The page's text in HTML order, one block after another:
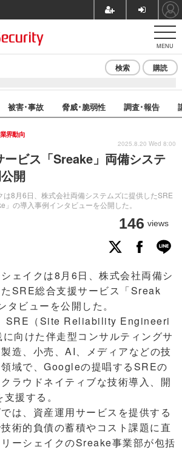
MENU
検索 購読
被害･事故 脅威･脆弱性 調査･報告
ービス「Sreake」両備システ
開
8月6日、株式会社両備システムズに提供したSRE
の導入事例インタビューを公開した。
業界動向
146 views
2025.8.20 Wed 8:00
ェイクは8月6日、株式会社両備シ
SRE総合支援サービス「Sreak
ビューを公開した。
SRE（Site Reliability Engineeri
向けた伴走型コンサルティングサ
造、小売、AI、メディアなどの技
域で、Googleの提唱するSREの
ラウドネイティブな技術導入、開
援する。
は、資産運用サービスを提供する
術的負債の蓄積やコスト課題に直
ーシェイクのSreake事業部が包括